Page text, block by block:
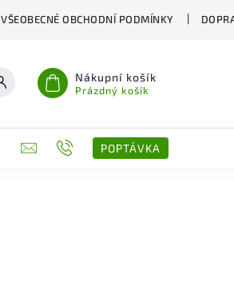
VŠEOBECNÉ OBCHODNÍ PODMÍNKY
Nákupní košík
Prázdný košík
KONTAKTY POPTÁVKA